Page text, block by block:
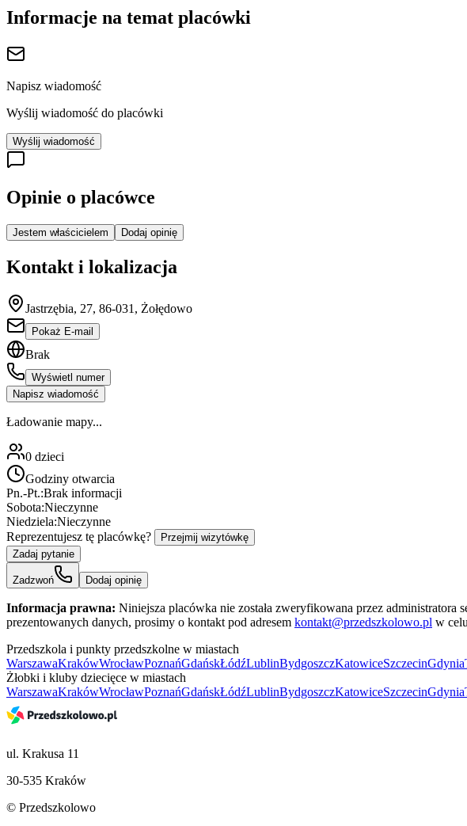
Informacje na temat placówki
Napisz wiadomość
Wyślij wiadomość do placówki
Wyślij wiadomość
Opinie o placówce
Jestem właścicielem Dodaj opinię
Kontakt i lokalizacja
Jastrzębia, 27, 86-031, Żołędowo
Pokaż E-mail
Brak
Wyświetl numer
Napisz wiadomość
Ładowanie mapy...
0 dzieci
Godziny otwarcia
Pn.-Pt.:Brak informacji
Sobota:Nieczynne
Niedziela:Nieczynne
Reprezentujesz tę placówkę?
Przejmij wizytówkę
Zadaj pytanie
Zadzwoń Dodaj opinię
Informacja prawna: Niniejsza placówka nie została zweryfikowana przez
prezentowanych danych, prosimy o kontakt pod adresem kontakt@przedszkolowo.pl w
Przedszkola i punkty przedszkolne w miastach
WarszawaKrakówWrocławPoznańGdańskŁódźLublinBydgoszczKatowiceSzczecinGdynia
Żłobki i kluby dziecięce w miastach
WarszawaKrakówWrocławPoznańGdańskŁódźLublinBydgoszczKatowiceSzczecinGdynia
ul. Krakusa 11
30-535 Kraków
© Przedszkolowo